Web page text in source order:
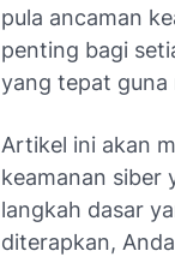
pula ancaman
penting bagi
yang tepat guna
Artikel ini akan
keamanan siber
langkah dasar
diterapkan,